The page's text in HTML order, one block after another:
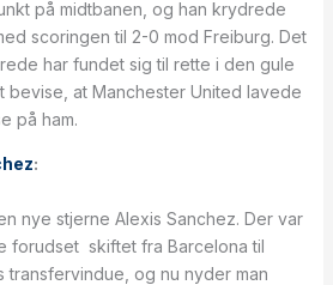
på midtbanen, og han krydrede
scoringen til 2-0 mod Freiburg. Det
har fundet sig til rette i den gule
bevise, at Manchester United lavede
på ham.
:
nye stjerne Alexis Sanchez. Der var
forudset skiftet fra Barcelona til
transfervindue, og nu nyder man